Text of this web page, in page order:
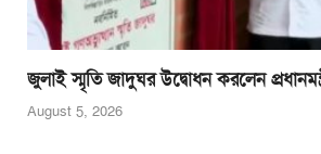
জুলাই স্মৃতি জাদুঘর উদ্বোধন করলেন
August 5, 2026